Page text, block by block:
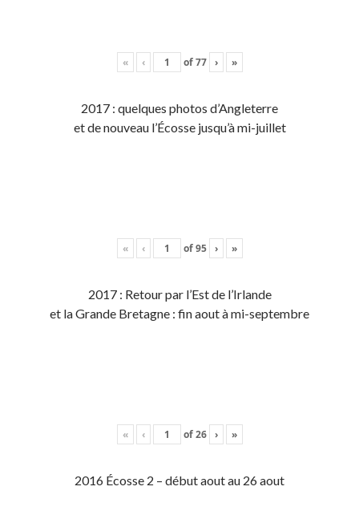
« ‹ of77 › »
2017 : quelques photos d’Angleterre
et de nouveau l’Écosse jusqu’à mi-juillet
« ‹ of95 › »
2017 : Retour par l’Est de l’Irlande
et la Grande Bretagne : fin aout à mi-septembre
« ‹ of26 › »
2016 Écosse 2 – début aout au 26 aout